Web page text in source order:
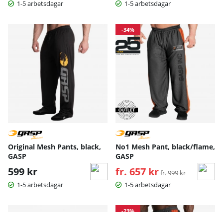
1-5 arbetsdagar
1-5 arbetsdagar
Original Mesh Pants, black,
GASP
599 kr
1-5 arbetsdagar
-34%
No1 Mesh Pant, black/flame,
GASP
fr. 657 kr Ordinarie pris:
fr. 999 kr
1-5 arbetsdagar